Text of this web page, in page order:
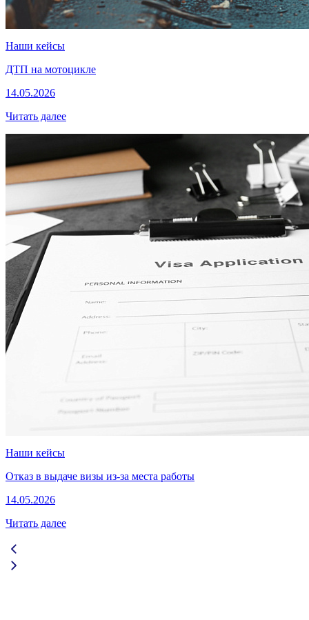
Наши кейсы
ДТП на мотоцикле
14.05.2026
Читать далее
Наши кейсы
Отказ в выдаче визы из-за места работы
14.05.2026
Читать далее